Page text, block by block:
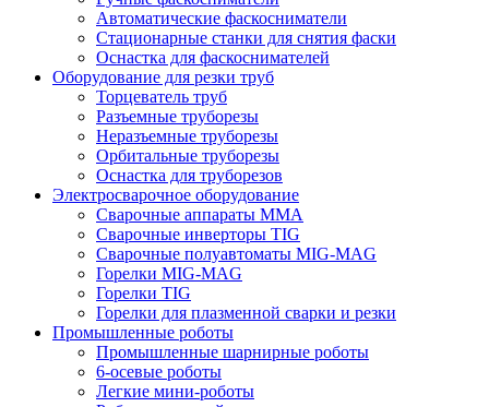
Автоматические фаскосниматели
Стационарные станки для снятия фаски
Оснастка для фаскоснимателей
Оборудование для резки труб
Торцеватель труб
Разъемные труборезы
Неразъемные труборезы
Орбитальные труборезы
Оснастка для труборезов
Электросварочное оборудование
Сварочные аппараты MMA
Сварочные инверторы TIG
Сварочные полуавтоматы MIG-MAG
Горелки MIG-MAG
Горелки TIG
Горелки для плазменной сварки и резки
Промышленные роботы
Промышленные шарнирные роботы
6-осевые роботы
Легкие мини-роботы